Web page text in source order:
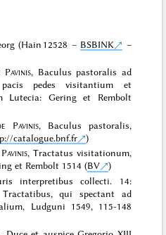
(Hain 12528 – BSBINK
–
Pavinis, Baculus pastoralis ad
pedes visitantium et
Lutecia: Gering et Rembolt
Pavinis, Baculus pastoralis,
catalogue.bnf.fr
)
, Tractatus visitationum,
et Rembolt 1514 (BV
)
interpretibus collecti. 14:
qui spectant ad
Ludguni 1549, 115-148